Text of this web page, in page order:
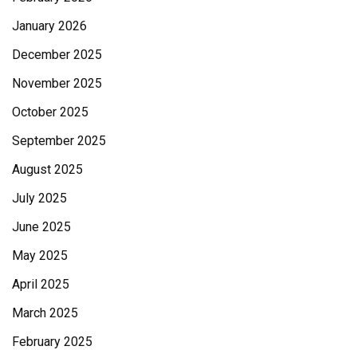
January 2026
December 2025
November 2025
October 2025
September 2025
August 2025
July 2025
June 2025
May 2025
April 2025
March 2025
February 2025